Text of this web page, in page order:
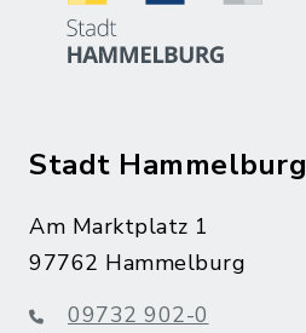
Stadt Hammelburg
Am Marktplatz 1
97762 Hammelburg
09732 902-0